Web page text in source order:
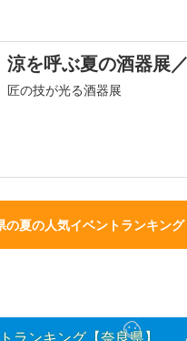
涼を呼ぶ夏の酒器展
匠の技が光る酒器展
の夏の人気イベントランキング